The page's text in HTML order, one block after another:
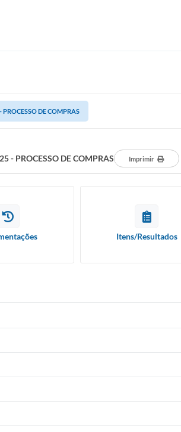
DE COMPRAS
- PROCESSO DE COMPRAS Imprimir
Itens/Resultados